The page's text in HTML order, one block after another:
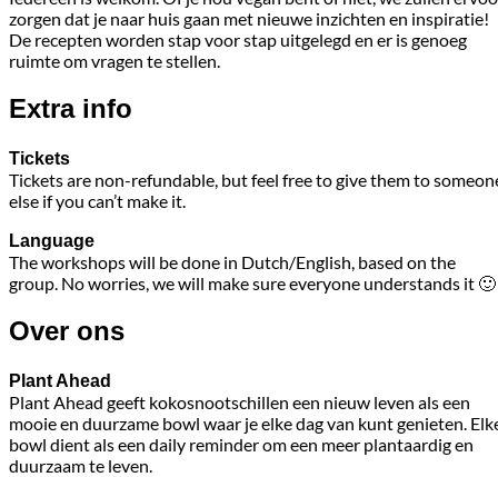
zorgen dat je naar huis gaan met nieuwe inzichten en inspiratie!
De recepten worden stap voor stap uitgelegd en er is genoeg
ruimte om vragen te stellen.
Extra info
Tickets
Tickets are non-refundable, but feel free to give them to
else if you can’t make it.
Language
The workshops will be done in Dutch/English, based on the
group. No worries, we will make sure everyone understands it 🙂
Over ons
Plant Ahead
Plant Ahead geeft kokosnootschillen een nieuw leven als een
mooie en duurzame bowl waar je elke dag van kunt genieten.
bowl dient als een daily reminder om een meer plantaardig en
duurzaam te leven.